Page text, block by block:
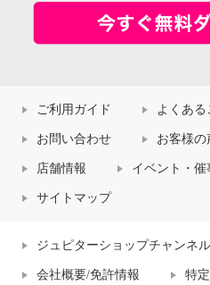
ご利用ガイド よくある
お問い合わせ お客様の
店舗情報 イベント・催
サイトマップ
ジュピターショップチャンネ
会社概要/免許情報 特